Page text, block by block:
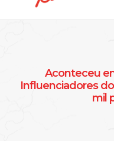
Aconteceu
Influenciadores
mil